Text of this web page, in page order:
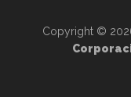
Copyright ©